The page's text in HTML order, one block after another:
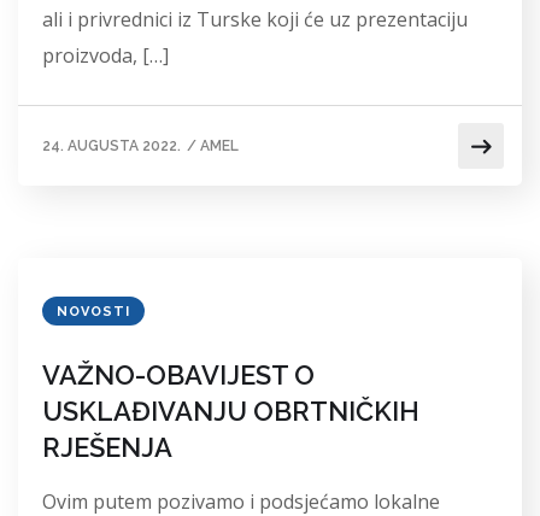
ali i privrednici iz Turske koji će uz prezentaciju
proizvoda, […]
24. AUGUSTA 2022. / AMEL
NOVOSTI
VAŽNO-OBAVIJEST O
USKLAĐIVANJU OBRTNIČKIH
RJEŠENJA
Ovim putem pozivamo i podsjećamo lokalne